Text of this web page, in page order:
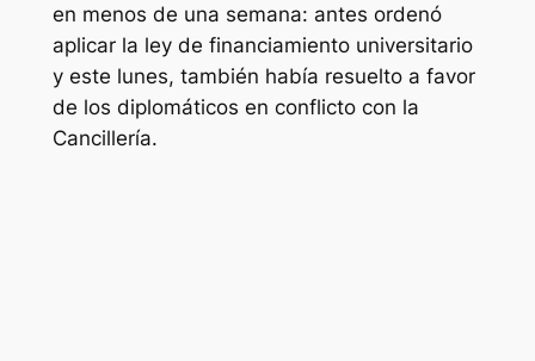
en menos de una semana: antes ordenó
aplicar la ley de financiamiento universitario
y este lunes, también había resuelto a favor
de los diplomáticos en conflicto con la
Cancillería.